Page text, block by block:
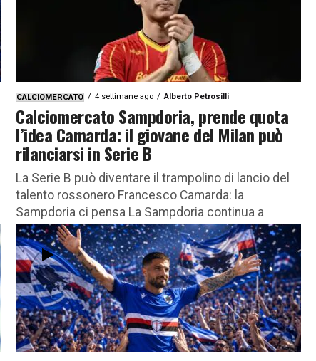
CALCIOMERCATO 4 settimane ago Alberto Petrosilli
Calciomercato Sampdoria, prende quota
l’idea Camarda: il giovane del Milan può
rilanciarsi in Serie B
La Serie B può diventare il trampolino di lancio del
talento rossonero Francesco Camarda: la
Sampdoria ci pensa La Sampdoria continua a
monitorare il mercato alla...